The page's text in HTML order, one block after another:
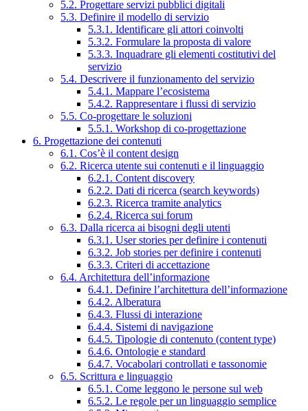
5.2. Progettare servizi pubblici digitali
5.3. Definire il modello di servizio
5.3.1. Identificare gli attori coinvolti
5.3.2. Formulare la proposta di valore
5.3.3. Inquadrare gli elementi costitutivi del
servizio
5.4. Descrivere il funzionamento del servizio
5.4.1. Mappare l’ecosistema
5.4.2. Rappresentare i flussi di servizio
5.5. Co-progettare le soluzioni
5.5.1. Workshop di co-progettazione
6. Progettazione dei contenuti
6.1. Cos’è il content design
6.2. Ricerca utente sui contenuti e il linguaggio
6.2.1. Content discovery
6.2.2. Dati di ricerca (search keywords)
6.2.3. Ricerca tramite analytics
6.2.4. Ricerca sui forum
6.3. Dalla ricerca ai bisogni degli utenti
6.3.1. User stories per definire i contenuti
6.3.2. Job stories per definire i contenuti
6.3.3. Criteri di accettazione
6.4. Architettura dell’informazione
6.4.1. Definire l’architettura dell’informazione
6.4.2. Alberatura
6.4.3. Flussi di interazione
6.4.4. Sistemi di navigazione
6.4.5. Tipologie di contenuto (content type)
6.4.6. Ontologie e standard
6.4.7. Vocabolari controllati e tassonomie
6.5. Scrittura e linguaggio
6.5.1. Come leggono le persone sul web
6.5.2. Le regole per un linguaggio semplice